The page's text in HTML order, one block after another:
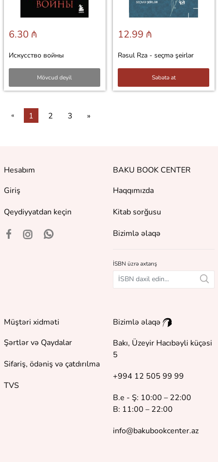
6.30 ₼
Искусство войны
Mövcud deyil
12.99 ₼
Rəsul Rza - seçmə şeirlər
Səbətə at
« 1 2 3 »
Hesabım
Giriş
Qeydiyyatdan keçin
BAKU BOOK CENTER
Haqqımızda
Kitab sorğusu
Bizimlə əlaqə
İSBN üzrə axtarış
Müştəri xidməti
Şərtlər və Qaydalar
Sifariş, ödəniş və çatdırılma
TVS
Bizimlə əlaqə
Bakı, Üzeyir Hacıbəyli küçəsi
5
+994 12 505 99 99
B.e - Ş: 10:00 – 22:00
B: 11:00 – 22:00
info@bakubookcenter.az